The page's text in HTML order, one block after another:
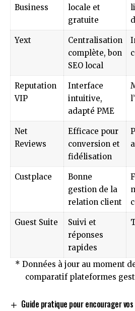
Business
locale et
gratuite
Yext
Centralisation
complète, bon
SEO local
Reputation
VIP
Interface
intuitive,
adapté PME
Net
Reviews
Efficace pour
conversion et
fidélisation
Custplace
Bonne
gestion de la
relation client
Guest Suite
Suivi et
réponses
rapides
* Données à jour au moment
comparatif plateformes
Guide pratique pour encourager